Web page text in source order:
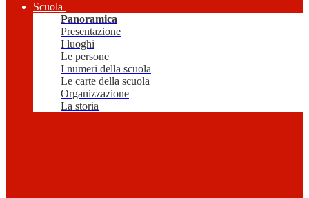
Scuola
Panoramica
Presentazione
I luoghi
Le persone
I numeri della scuola
Le carte della scuola
Organizzazione
La storia